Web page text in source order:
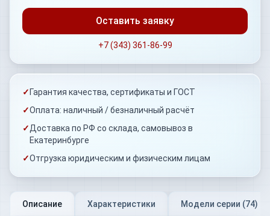
Оставить заявку
+7 (343) 361-86-99
✓ Гарантия качества, сертификаты и ГОСТ
✓Оплата: наличный / безналичный расчёт
✓Доставка по РФ со склада, самовывоз в
Екатеринбурге
✓Отгрузка юридическим и физическим лицам
Описание Характеристики Модели серии (74)